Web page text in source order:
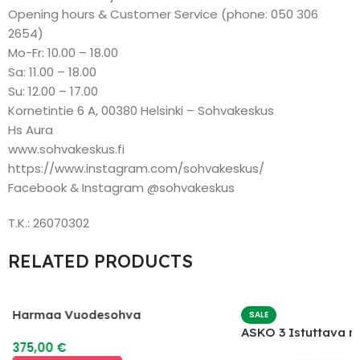
Opening hours & Customer Service (phone: 050 306
2654)
Mo-Fr: 10.00 – 18.00
Sa: 11.00 – 18.00
Su: 12.00 – 17.00
Kornetintie 6 A, 00380 Helsinki – Sohvakeskus
Hs Aura
www.sohvakeskus.fi
https://www.instagram.com/sohvakeskus/
Facebook & Instagram @sohvakeskus
T.K.: 26070302
RELATED PRODUCTS
Harmaa Vuodesohva
375,00 €
SALE
ASKO 3 Istuttava